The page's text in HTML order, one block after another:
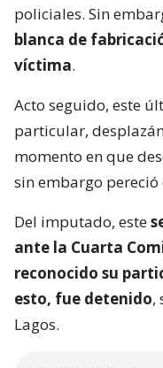
policiales. Sin
blanca de
víctima.
Acto seguido, este
particular,
momento en que
sin embargo
Del imputado, este
ante la Cuarta
reconocido su
esto, fue detenido,
Lagos.